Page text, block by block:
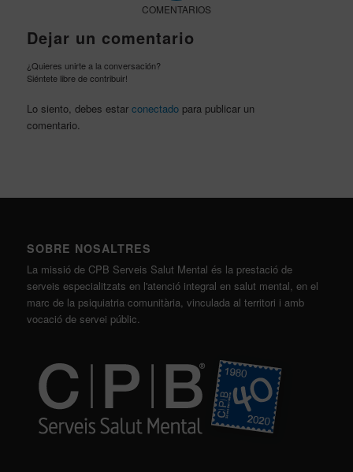
COMENTARIOS
Dejar un comentario
¿Quieres unirte a la conversación?
Siéntete libre de contribuir!
Lo siento, debes estar conectadopara publicar un
comentario.
SOBRE NOSALTRES
La missió de CPB Serveis Salut Mental és la prestació de
serveis especialitzats en l'atenció integral en salut mental, en el
marc de la psiquiatria comunitària, vinculada al territori i amb
vocació de servei públic.